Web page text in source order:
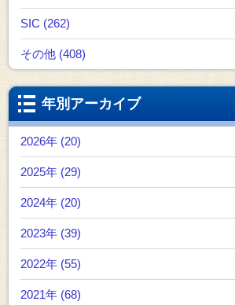
SIC (262)
その他 (408)
年別アーカイブ
2026年 (20)
2025年 (29)
2024年 (20)
2023年 (39)
2022年 (55)
2021年 (68)